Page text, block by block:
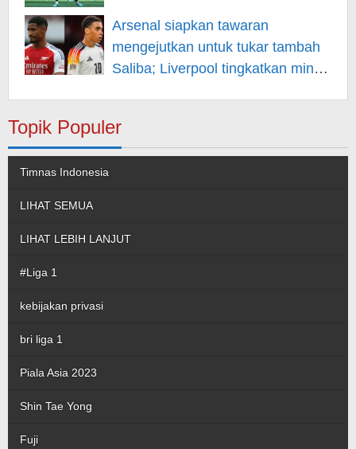
Arsenal siapkan tawaran
mengejutkan untuk tukar tambah
Saliba; Liverpool tingkatkan minat
Topik Populer
Timnas Indonesia
LIHAT SEMUA
LIHAT LEBIH LANJUT
#Liga 1
kebijakan privasi
bri liga 1
Piala Asia 2023
Shin Tae Yong
Fuji